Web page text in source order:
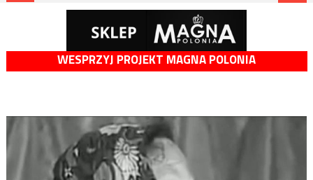
WESPRZYJ PROJEKT MAGNA POLONIA